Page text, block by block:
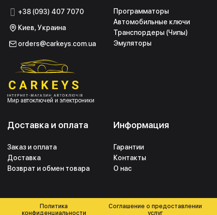
+38 (093) 407 7070
Киев, Украина
orders@carkeys.com.ua
Мир автоключей и электроники
Программаторы
Автомобильные ключи
Транспордеры (Чипы)
Эмуляторы
Информация
Гарантии
Контакты
О нас
Доставка и оплата
Заказ и оплата
Доставка
Возврат и обмен товара
Политика
конфиденциальности
Соглашение о предоставлении
услуг